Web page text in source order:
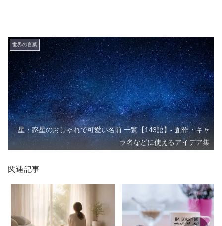
世界の言葉
星・惑星のおしゃれで可愛い名前 一覧【143語】- 創作・キャ
ラ名などに使えるアイデア集
関連記事